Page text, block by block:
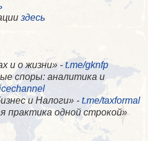
здесь
и о жизни» - t.me/gknfp
споры: аналитика и
и Налоги» - t.me/taxformal
практика одной строкой»